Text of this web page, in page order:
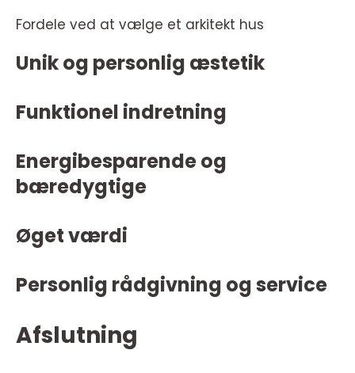
Fordele ved at vælge et arkitekt hus
Unik og personlig æstetik
Funktionel indretning
Energibesparende og
bæredygtige
Øget værdi
Personlig rådgivning og service
Afslutning